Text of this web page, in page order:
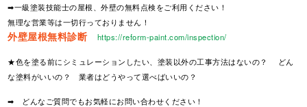
➡一級塗装技能士の屋根、外壁の無料点検をご利用ください！
無理な営業等は一切行っておりません！
外壁屋根無料診断 https://reform-paint.com/inspection/
★色を塗る前にシミュレーションしたい、塗装以外の工事方法はないの？ どん
な塗料がいいの？ 業者はどうやって選べばいいの？
➡ どんなご質問でもお気軽にお問い合わせください！